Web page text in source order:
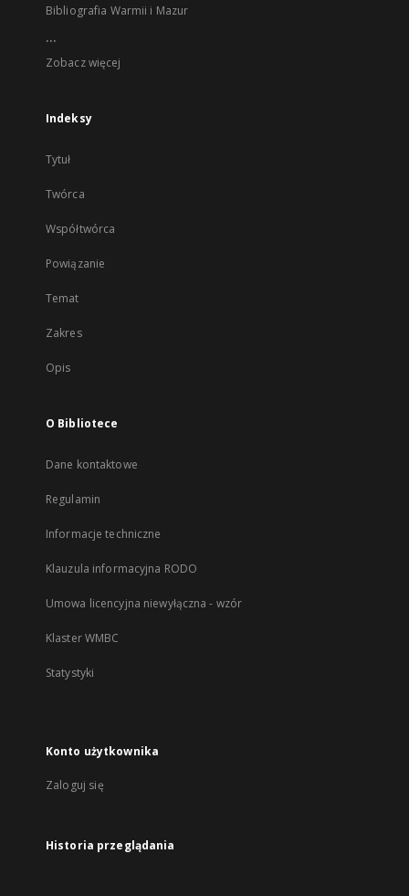
Bibliografia Warmii i Mazur
...
Zobacz więcej
Indeksy
Tytuł
Twórca
Współtwórca
Powiązanie
Temat
Zakres
Opis
O Bibliotece
Dane kontaktowe
Regulamin
Informacje techniczne
Klauzula informacyjna RODO
Umowa licencyjna niewyłączna - wzór
Klaster WMBC
Statystyki
Konto użytkownika
Zaloguj się
Historia przeglądania